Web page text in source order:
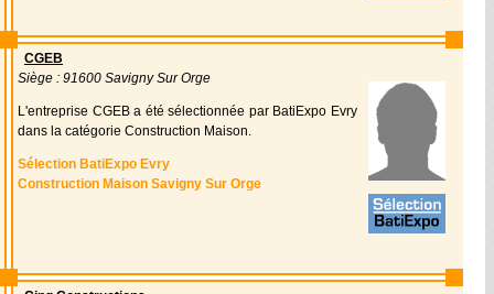
CGEB
Siège : 91600 Savigny Sur Orge
L'entreprise CGEB a été sélectionnée par BatiExpo Evry
dans la catégorie Construction Maison.
Sélection BatiExpo Evry
Construction Maison Savigny Sur Orge